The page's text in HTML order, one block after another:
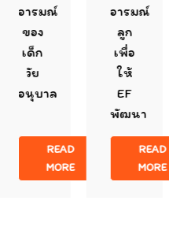
อารมณ์
ของ
เด็ก
อนุบาล
READ
MORE
อารมณ์
เพื่อ
พัฒนา
READ
MORE